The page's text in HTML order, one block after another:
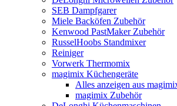
SEB Dampfgarer
Miele Backöfen Zubehör
Kenwood PastMaker Zubehör
RusselHoobs Standmixer
Reiniger
Vorwerk Thermomix
magimix Küchengeräte
Alles anzeigen aus
magimix Zubehör